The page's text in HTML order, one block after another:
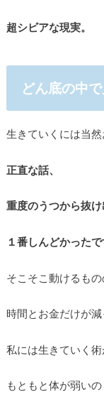
超シビアな現実。
どん底の中
生きていくには当然
正直な話、
重度のうつから抜
１番しんどかった
そこそこ動けるもの
時間とお金だけが減
私には生きていく術
もともと体が弱い